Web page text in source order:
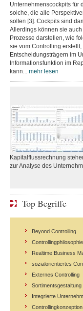
Unternehmenscockpits für
solche, die alle
sollen [3]. Cockpits sind
Allerdings können sie
Prozesse darstellen, wie
sie vom Controlling
Entscheidungsträgern im
Informationsfunktion im
kann... mehr lesen
Kapitalflussrechnung
zur Analyse des
Top Begriffe
Beyond Controlling
Controllingphilosophie
Realtime Business
sozialorientiertes
Externes Controlling
Sortimentsgestaltung
Integrierte
Controllingkonzeption